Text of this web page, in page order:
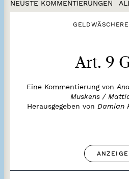
NEUSTE KOMMENTIERUNGEN
Art. 9
Eine Kommentierung von
Muskens /
Herausgegeben von Damian